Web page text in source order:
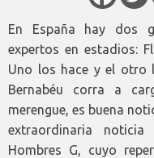
En España hay dos
expertos en estadios:
Uno los hace y el otro
Bernabéu corra a
merengue, es buena
extraordinaria
Hombres G, cuyo